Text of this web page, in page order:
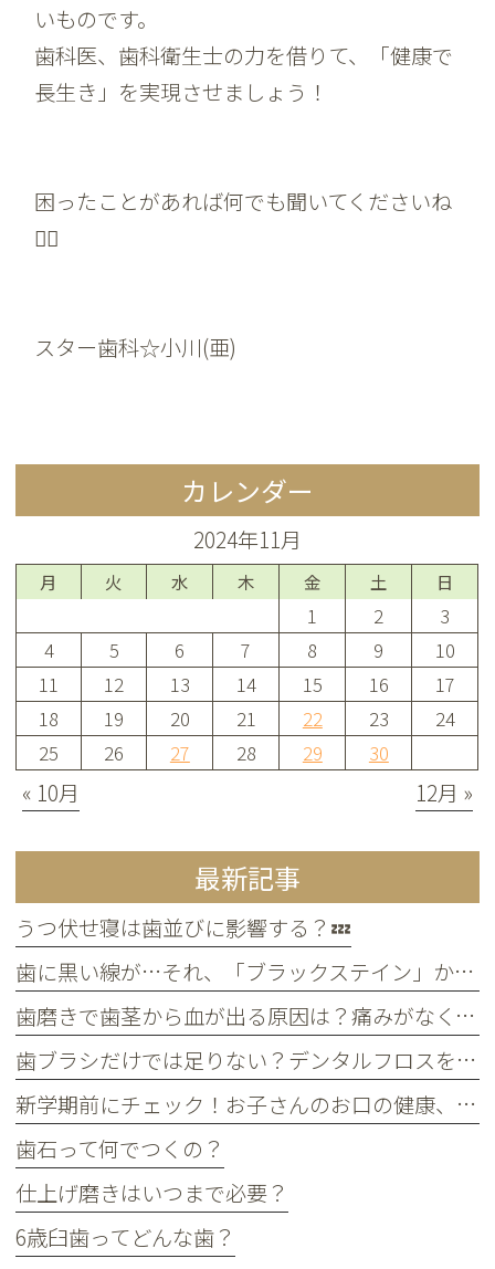
いものです。
歯科医、歯科衛生士の力を借りて、「健康で
長生き」を実現させましょう！
困ったことがあれば何でも聞いてくださいね
🙆‍♀️
スター歯科☆小川(亜)
カレンダー
2024年11月
月 火 水 木 金 土 日
1 2
3
4
5 6 7 8 9
10
11
12 13 14 15 16
17
18
19 20 21 22 23
24
25
26 27 28 29 30
« 10月 12月 »
最新記事
うつ伏せ寝は歯並びに影響する？💤
歯に黒い線が…それ、「ブラックステイン」かもしれません！
歯磨きで歯茎から血が出る原因は？痛みがなくても受診すべき判断基準
歯ブラシだけでは足りない？デンタルフロスを使うメリット
新学期前にチェック！お子さんのお口の健康、大丈夫？
歯石って何でつくの？
仕上げ磨きはいつまで必要？
6歳臼歯ってどんな歯？